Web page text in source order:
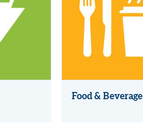
Food & Beverage